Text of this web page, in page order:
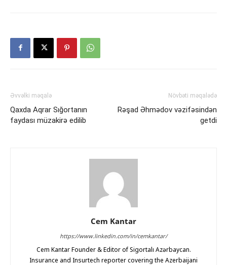
Əvvəlki məqalə
Qaxda Aqrar Sığortanın
faydası müzakirə edilib
Növbəti məqalədə
Rəşad Əhmədov vəzifəsindən
getdi
Cem Kantar
https://www.linkedin.com/in/cemkantar/
Cem Kantar Founder & Editor of Sigortalı Azərbaycan.
Insurance and Insurtech reporter covering the Azerbaijani